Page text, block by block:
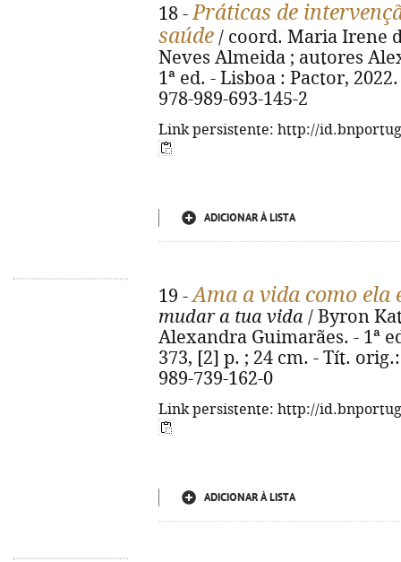
18 -Práticas de
saúde / coord. Maria Irene
Neves Almeida ; autores
1ª ed. - Lisboa : Pactor,
978-989-693-145-2
Link persistente: http://
ADICIONAR À LISTA
19 -Ama a vida como ela
mudar a tua vida / Byron
Alexandra Guimarães. - 1ª
373, [2] p. ; 24 cm. - Tít.
989-739-162-0
Link persistente: http://
ADICIONAR À LISTA